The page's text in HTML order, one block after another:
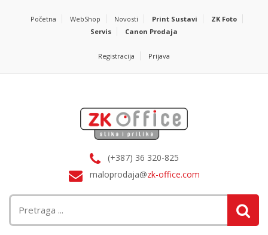
Početna WebShop Novosti Print Sustavi
ZK Foto
Servis
Canon Prodaja
Registracija Prijava
(+387) 36 320-825
maloprodaja@zk-office.com